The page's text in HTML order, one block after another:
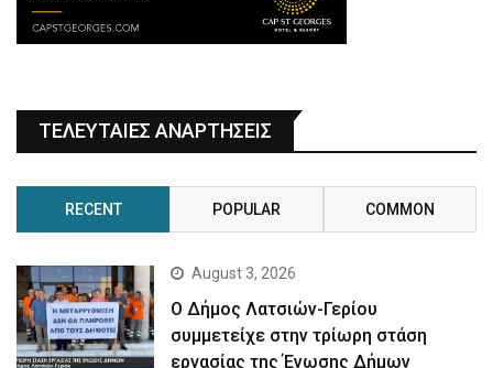
ΤΕΛΕΥΤΑΙΕΣ ΑΝΑΡΤΗΣΕΙΣ
RECENT POPULAR COMMON
August 3, 2026
Ο Δήμος Λατσιών-Γερίου
συμμετείχε στην τρίωρη στάση
εργασίας της Ένωσης Δήμων